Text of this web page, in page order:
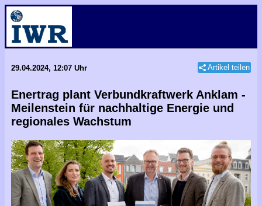
29.04.2024, 12:07 Uhr Artikel teilen
Enertrag plant Verbundkraftwerk Anklam -
Meilenstein für nachhaltige Energie und
regionales Wachstum